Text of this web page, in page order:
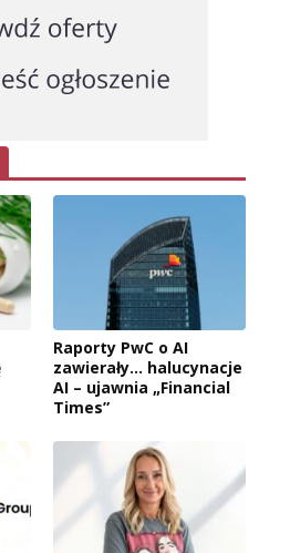
Raporty PwC o AI
zawierały… halucynacje
AI – ujawnia „Financial
Times”